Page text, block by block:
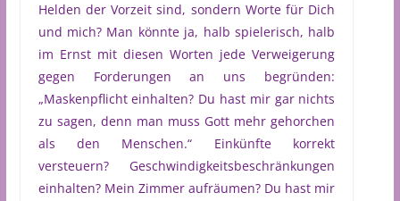
Helden der Vorzeit sind, sondern Worte für Dich
und mich? Man könnte ja, halb spielerisch, halb
im Ernst mit diesen Worten jede Verweigerung
gegen Forderungen an uns begründen:
„Maskenpflicht einhalten? Du hast mir gar nichts
zu sagen, denn man muss Gott mehr gehorchen
als den Menschen.“ Einkünfte korrekt
versteuern? Geschwindigkeitsbeschränkungen
einhalten? Mein Zimmer aufräumen? Du hast mir